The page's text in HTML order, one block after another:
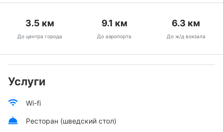
3.5 км
До центра города
9.1 км
До аэропорта
6.3 км
До ж/д вокзала
Услуги
Wi-fi
Ресторан (шведский стол)